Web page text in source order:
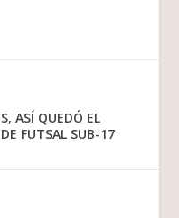
ASÍ QUEDÓ EL
FUTSAL SUB-17